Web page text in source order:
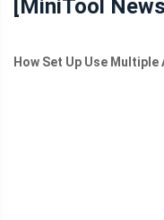
[MiniTool
How Set Up Use